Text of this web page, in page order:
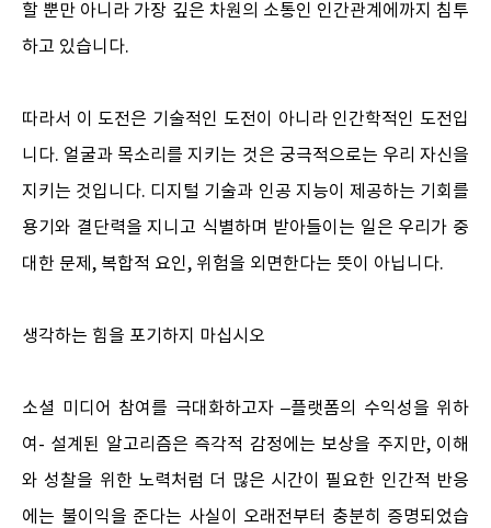
할 뿐만 아니라 가장 깊은 차원의 소통인 인간관계에까지 침투
하고 있습니다.
따라서 이 도전은 기술적인 도전이 아니라 인간학적인 도전입
니다. 얼굴과 목소리를 지키는 것은 궁극적으로는 우리 자신을
지키는 것입니다. 디지털 기술과 인공 지능이 제공하는 기회를
용기와 결단력을 지니고 식별하며 받아들이는 일은 우리가 중
대한 문제, 복합적 요인, 위험을 외면한다는 뜻이 아닙니다.
생각하는 힘을 포기하지 마십시오
소셜 미디어 참여를 극대화하고자 –플랫폼의 수익성을 위하
여- 설계된 알고리즘은 즉각적 감정에는 보상을 주지만, 이해
와 성찰을 위한 노력처럼 더 많은 시간이 필요한 인간적 반응
에는 불이익을 준다는 사실이 오래전부터 충분히 증명되었습